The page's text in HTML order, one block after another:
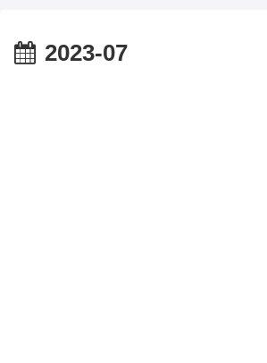
2023-07